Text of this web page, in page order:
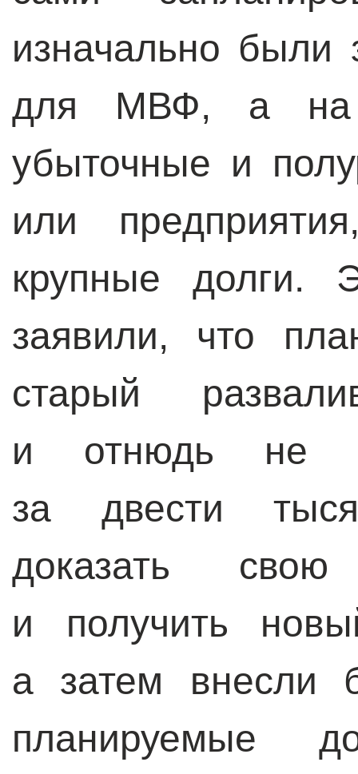
изначально были
для МВФ, а на
убыточные и
или
крупные
заявили, что
старый
и отнюдь не
за двести
доказать свою
и получить
а затем внесли
планируемые